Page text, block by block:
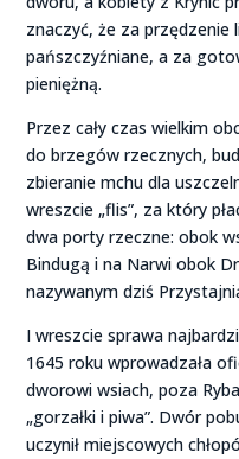
znaczyć, że za
pańszczyźniane, a za
pieniężną.
Przez cały czas wielkim
do brzegów rzecznych,
zbieranie mchu dla
wreszcie „flis”, za który
dwa porty rzeczne: obok
Bindugą i na Narwi obok
nazywanym dziś
I wreszcie sprawa
1645 roku wprowadzała
dworowi wsiach, poza
„gorzałki i piwa”. Dwór
uczynił miejscowych